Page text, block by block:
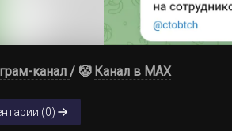
канал / 🤡 Канал в MAX
(0)